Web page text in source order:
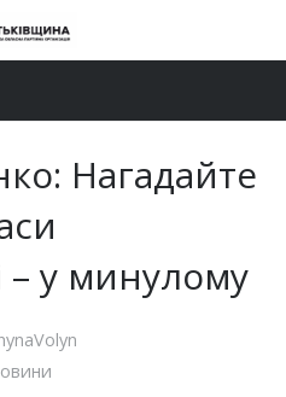
Нагадайте
– у минулому